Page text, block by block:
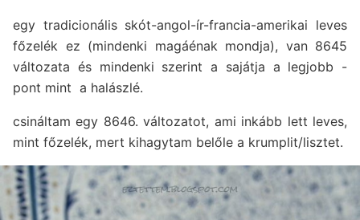
egy tradicionális skót-angol-ír-francia-amerikai leves
főzelék ez (mindenki magáénak mondja), van 8645
változata és mindenki szerint a sajátja a legjobb -
pont mint a halászlé.
csináltam egy 8646. változatot, ami inkább lett leves,
mint főzelék, mert kihagytam belőle a krumplit/lisztet.